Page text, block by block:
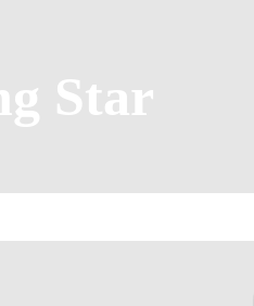
Star